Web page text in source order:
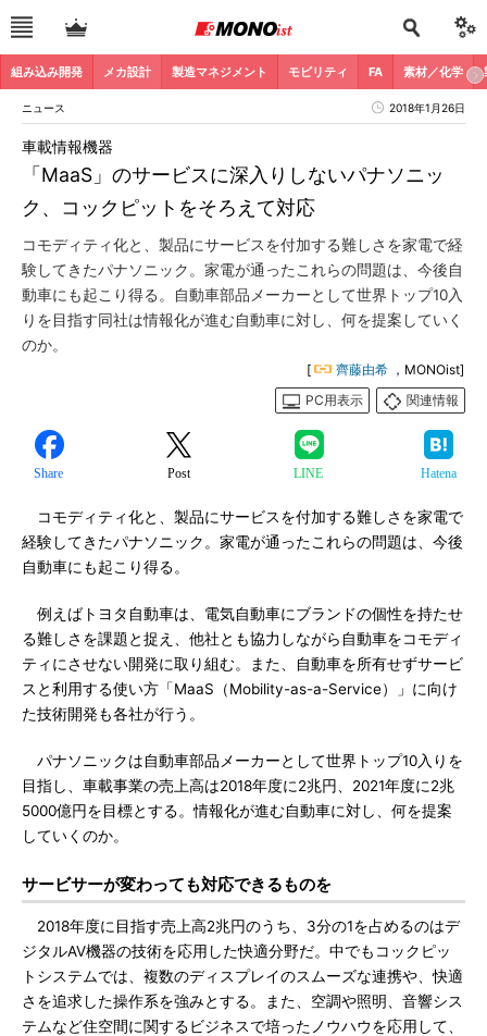
組み込み開発 メカ設計 製造マネジメント モビリティ FA 素材／化学
ニュース 2018年1月26日
「MaaS」のサービスに深入りしないパナソニッ
ク、コックピットをそろえて対応
車載情報機器
コモディティ化と、製品にサービスを付加する難しさを家電で経
験してきたパナソニック。家電が通ったこれらの問題は、今後自
動車にも起こり得る。自動車部品メーカーとして世界トップ10入
りを目指す同社は情報化が進む自動車に対し、何を提案していく
のか。
[ 齊藤由希 ，MONOist]
PC用表示
関連情報
Share Post LINE Hatena
コモディティ化と、製品にサービスを付加する難しさを家電で
経験してきたパナソニック。家電が通ったこれらの問題は、今後
自動車にも起こり得る。
例えばトヨタ自動車は、電気自動車にブランドの個性を持たせ
る難しさを課題と捉え、他社とも協力しながら自動車をコモディ
ティにさせない開発に取り組む。また、自動車を所有せずサービ
スと利用する使い方「MaaS（Mobility-as-a-Service）」に向け
た技術開発も各社が行う。
パナソニックは自動車部品メーカーとして世界トップ10入りを
目指し、車載事業の売上高は2018年度に2兆円、2021年度に2兆
5000億円を目標とする。情報化が進む自動車に対し、何を提案
していくのか。
サービサーが変わっても対応できるものを
2018年度に目指す売上高2兆円のうち、3分の1を占めるのはデ
ジタルAV機器の技術を応用した快適分野だ。中でもコックピッ
トシステムでは、複数のディスプレイのスムーズな連携や、快適
さを追求した操作系を強みとする。また、空調や照明、音響シス
テムなど住空間に関するビジネスで培ったノウハウを応用して、